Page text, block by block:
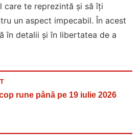
care te reprezintă și să îți
un aspect impecabil. În acest
în detalii și în libertatea de a
rune până pe 19 iulie 2026